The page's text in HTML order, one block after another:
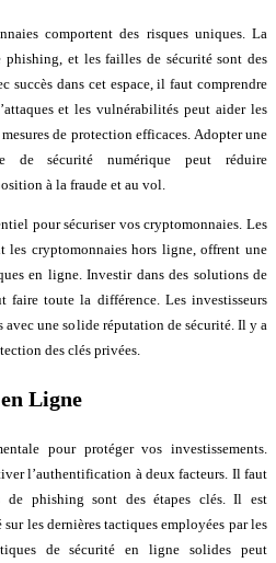
comportent des risques uniques. La
et les failles de sécurité sont des
succès dans cet espace, il faut comprendre
et les vulnérabilités peut aider les
de protection efficaces. Adopter une
de sécurité numérique peut réduire
à la fraude et au vol.
pour sécuriser vos cryptomonnaies. Les
les cryptomonnaies hors ligne, offrent une
en ligne. Investir dans des solutions de
faire toute la différence. Les investisseurs
une solide réputation de sécurité. Il y a
des clés privées.
Ligne
pour protéger vos investissements.
l’authentification à deux facteurs. Il faut
phishing sont des étapes clés. Il est
les dernières tactiques employées par les
de sécurité en ligne solides peut